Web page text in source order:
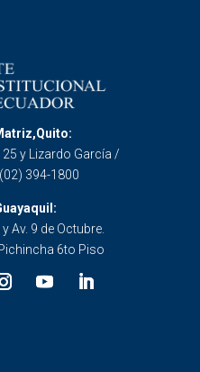
y Lizardo García /
(02) 394-1800
Av. 9 de Octubre.
6to Piso